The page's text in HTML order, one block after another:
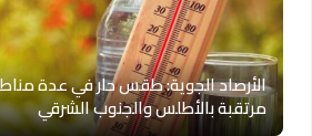
الأرصاد الجوية: طقس حار في عدة
مرتقبة بالأطلس والجنوب الشرقي